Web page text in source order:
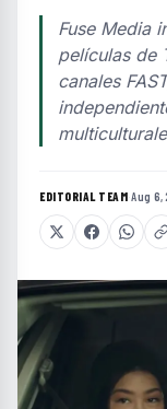
Fuse Media
películas de
canales
EDITORIAL TEAM·Aug 6,